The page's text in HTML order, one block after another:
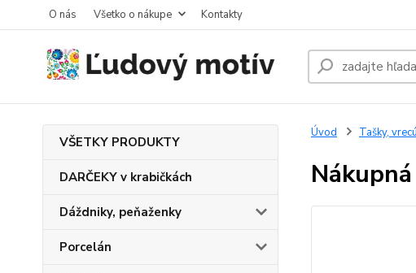
O nás Všetko o nákupe Kontakty
VŠETKY PRODUKTY
DARČEKY v krabičkách
Dáždniky, peňaženky
Porcelán
Úvod Tašky,